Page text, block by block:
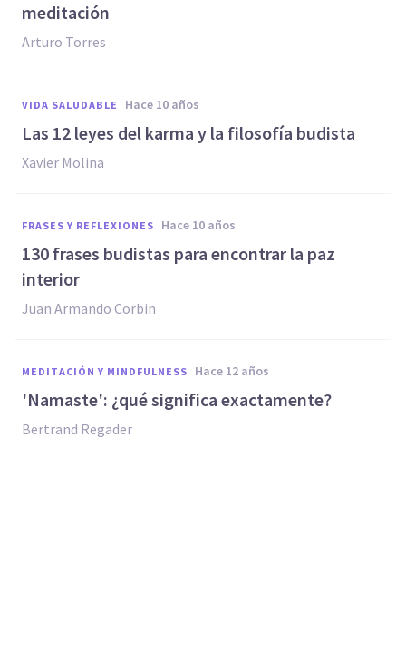
meditación
Arturo Torres
VIDA SALUDABLE hace 10 años
Las 12 leyes del karma y la filosofía budista
Xavier Molina
FRASES Y REFLEXIONES hace 10 años
130 frases budistas para encontrar la paz
interior
Juan Armando Corbin
MEDITACIÓN Y MINDFULNESS hace 12 años
'Namaste': ¿qué significa exactamente?
Bertrand Regader